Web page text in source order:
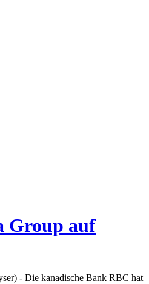
Group auf
- Die kanadische Bank RBC hat